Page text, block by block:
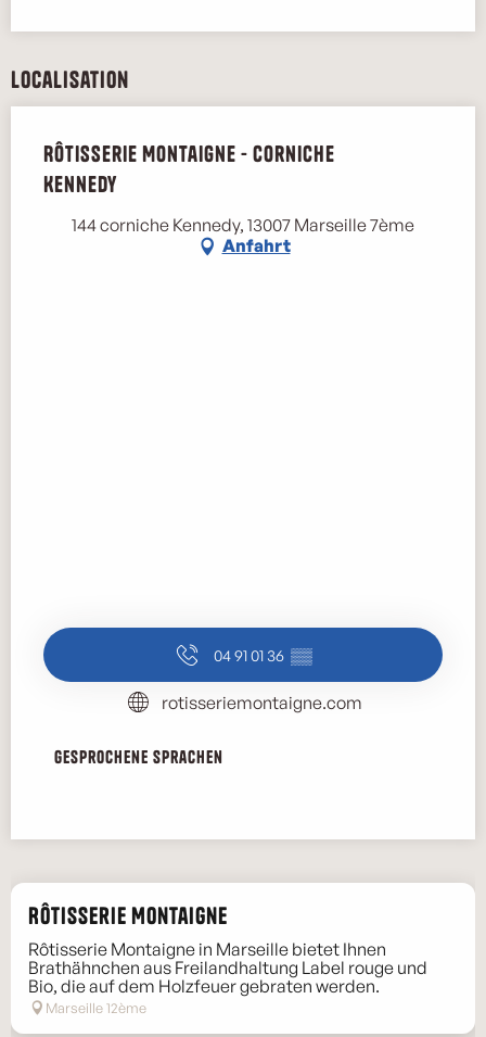
Localisation
Rôtisserie Montaigne - Corniche
Kennedy
144 corniche Kennedy, 13007 Marseille 7ème
Anfahrt
04 91 01 36 ▒▒
rotisseriemontaigne.com
Gesprochene Sprachen
Gesprochene Sprachen
Rôtisserie Montaigne
Rôtisserie Montaigne in Marseille bietet Ihnen
Brathähnchen aus Freilandhaltung Label rouge und
Bio, die auf dem Holzfeuer gebraten werden.
Marseille 12ème